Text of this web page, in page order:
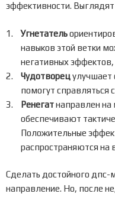
эффективности. Выглядят
Угнетатель
навыков этой ветки
негативных
Чудотворецулучшает
помогут справляться
Ренегатнаправлен на
обеспечивают
Положительные
распространяются на
Сделать достойного
направление. Но, после